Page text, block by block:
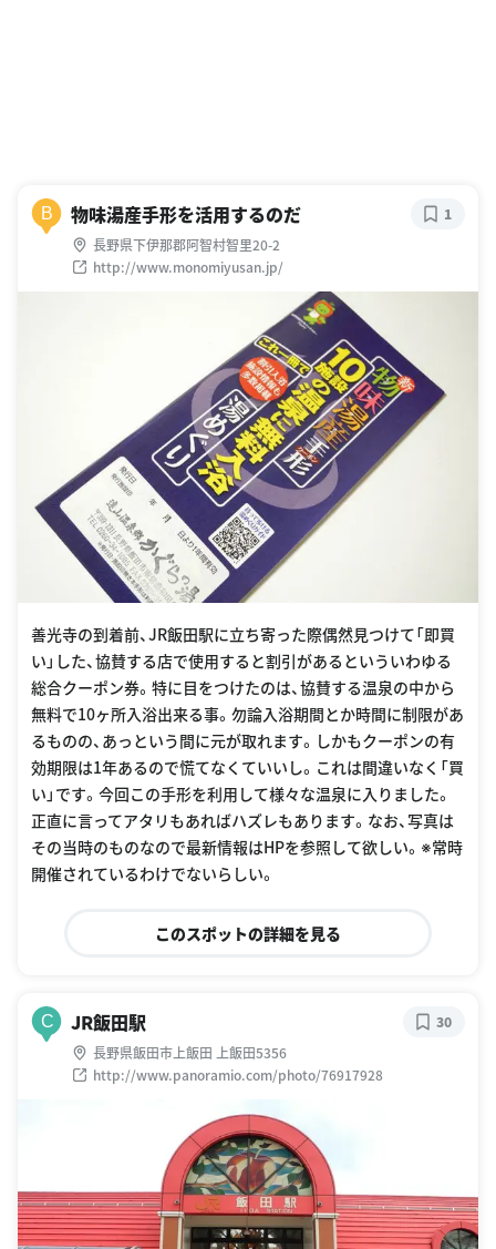
B 物味湯産手形を活用するのだ
長野県下伊那郡阿智村智里20-2
http://www.monomiyusan.jp/
1
善光寺の到着前、JR飯田駅に立ち寄った際偶然見つけて「即買
い」した、協賛する店で使用すると割引があるといういわゆる
総合クーポン券。特に目をつけたのは、協賛する温泉の中から
無料で10ヶ所入浴出来る事。勿論入浴期間とか時間に制限があ
るものの、あっという間に元が取れます。しかもクーポンの有
効期限は1年あるので慌てなくていいし。これは間違いなく「買
い」です。今回この手形を利用して様々な温泉に入りました。
正直に言ってアタリもあればハズレもあります。なお、写真は
その当時のものなので最新情報はHPを参照して欲しい。※常時
開催されているわけでないらしい。
このスポットの詳細を見る
C JR飯田駅
長野県飯田市上飯田 上飯田5356
http://www.panoramio.com/photo/76917928
30